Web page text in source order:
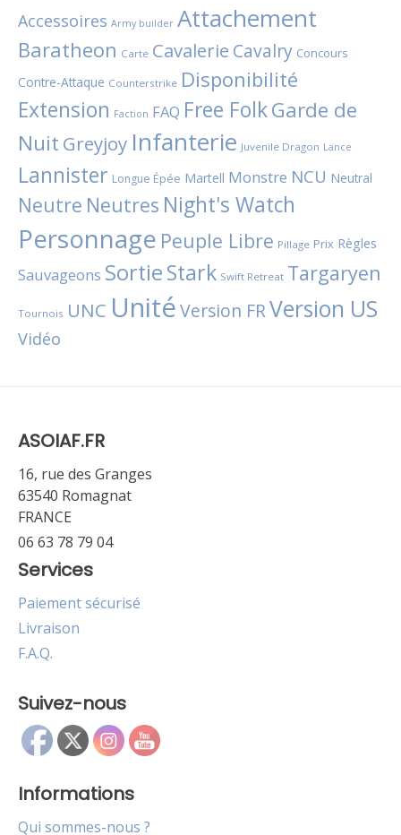
Accessoires Army builder Attachement
Baratheon Carte Cavalerie Cavalry Concours
Contre-Attaque Counterstrike Disponibilité
Extension Faction FAQ Free FolkGarde de
Nuit Greyjoy Infanterie Juvenile Dragon Lance
Lannister Longue Épée Martell Monstre NCU Neutral
Neutre Neutres Night's Watch
Personnage Peuple Libre Pillage Prix Règles
Sauvageons SortieStark Swift Retreat Targaryen
Tournois UNC UnitéVersion FRVersion US
Vidéo
ASOIAF.FR
16, rue des Granges
63540 Romagnat
FRANCE
06 63 78 79 04
Services
Paiement sécurisé
Livraison
F.A.Q.
Suivez-nous
Informations
Qui sommes-nous ?